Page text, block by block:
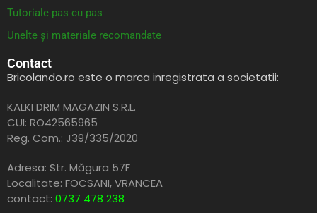
Tutoriale pas cu pas
Unelte și materiale recomandate
Contact
Bricolando.ro este o marca inregistrata a societatii:
KALKI DRIM MAGAZIN S.R.L.
CUI: RO42565965
Reg. Com.: J39/335/2020
Adresa: Str. Măgura 57F
Localitate: FOCSANI,VRANCEA
contact: 0737 478 238